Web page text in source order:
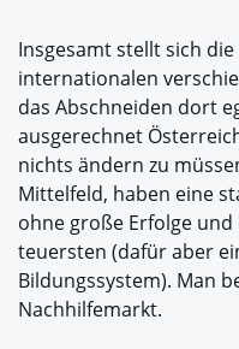
Insgesamt stellt sich die
internationalen
das Abschneiden dort
ausgerechnet
nichts ändern zu
Mittelfeld, haben eine
ohne große Erfolge
teuersten (dafür aber
Bildungssystem). Man
Nachhilfemarkt.